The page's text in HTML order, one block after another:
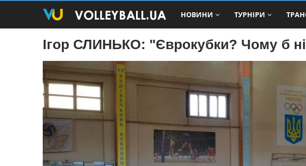
НОВИНИ ТУРНІРИ
Ігор СЛИНЬКО: "Єврокубки? Чому б